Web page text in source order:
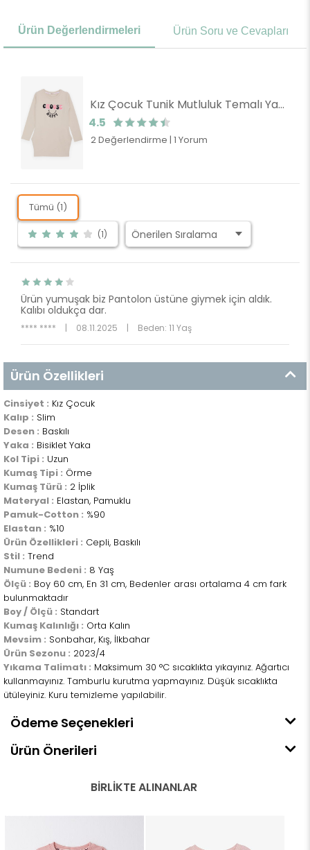
Ürün Değerlendirmeleri Ürün Soru ve Cevapları
Kız Çocuk Tunik Mutluluk Temalı Yazı Baskılı Bej (8 Yaş)
4.5
2 Değerlendirme | 1 Yorum
Tümü (1)
(1)
Ürün yumuşak biz Pantolon üstüne giymek için aldık.
Kalıbı oldukça dar.
**** **** | 08.11.2025 | Beden: 11 Yaş
Ürün Özellikleri
Cinsiyet : Kız Çocuk
Kalıp : Slim
Desen : Baskılı
Yaka : Bisiklet Yaka
Kol Tipi : Uzun
Kumaş Tipi : Örme
Kumaş Türü : 2 İplik
Materyal : Elastan, Pamuklu
Pamuk-Cotton : %90
Elastan : %10
Ürün Özellikleri : Cepli, Baskılı
Stil : Trend
Numune Bedeni : 8 Yaş
Ölçü : Boy 60 cm, En 31 cm, Bedenler arası ortalama 4 cm fark
bulunmaktadır
Boy / Ölçü : Standart
Kumaş Kalınlığı : Orta Kalın
Mevsim : Sonbahar, Kış, İlkbahar
Ürün Sezonu : 2023/4
Yıkama Talimatı : Maksimum 30 °C sıcaklıkta yıkayınız. Ağartıcı
kullanmayınız. Tamburlu kurutma yapmayınız. Düşük sıcaklıkta
ütüleyiniz. Kuru temizleme yapılabilir.
Ödeme Seçenekleri
Ürün Önerileri